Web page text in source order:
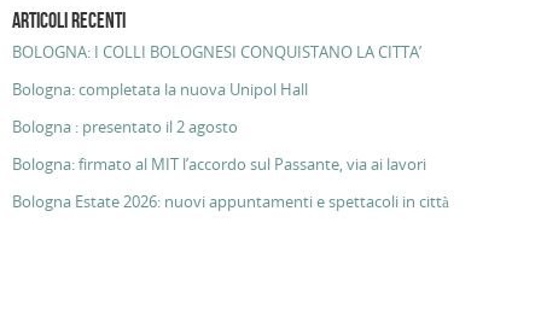
ARTICOLI RECENTI
BOLOGNA: I COLLI BOLOGNESI CONQUISTANO LA CITTA’
Bologna: completata la nuova Unipol Hall
Bologna : presentato il 2 agosto
Bologna: firmato al MIT l’accordo sul Passante, via ai lavori
Bologna Estate 2026: nuovi appuntamenti e spettacoli in città